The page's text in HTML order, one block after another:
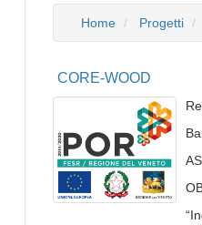
Home Progetti
CORE-WOOD